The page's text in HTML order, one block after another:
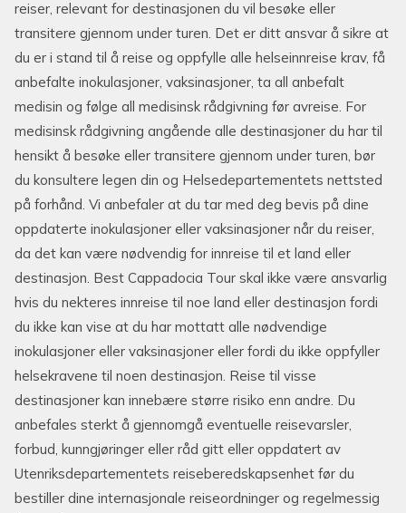
reiser, relevant for destinasjonen du vil besøke eller
transitere gjennom under turen. Det er ditt ansvar å sikre at
du er i stand til å reise og oppfylle alle helseinnreise krav, få
anbefalte inokulasjoner, vaksinasjoner, ta all anbefalt
medisin og følge all medisinsk rådgivning før avreise. For
medisinsk rådgivning angående alle destinasjoner du har til
hensikt å besøke eller transitere gjennom under turen, bør
du konsultere legen din og Helsedepartementets nettsted
på forhånd. Vi anbefaler at du tar med deg bevis på dine
oppdaterte inokulasjoner eller vaksinasjoner når du reiser,
da det kan være nødvendig for innreise til et land eller
destinasjon. Best Cappadocia Tour skal ikke være ansvarlig
hvis du nekteres innreise til noe land eller destinasjon fordi
du ikke kan vise at du har mottatt alle nødvendige
inokulasjoner eller vaksinasjoner eller fordi du ikke oppfyller
helsekravene til noen destinasjon. Reise til visse
destinasjoner kan innebære større risiko enn andre. Du
anbefales sterkt å gjennomgå eventuelle reisevarsler,
forbud, kunngjøringer eller råd gitt eller oppdatert av
Utenriksdepartementets reiseberedskapsenhet før du
bestiller dine internasjonale reiseordninger og regelmessig